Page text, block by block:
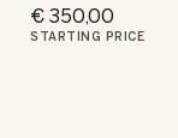
€ 350,00
STARTING PRICE